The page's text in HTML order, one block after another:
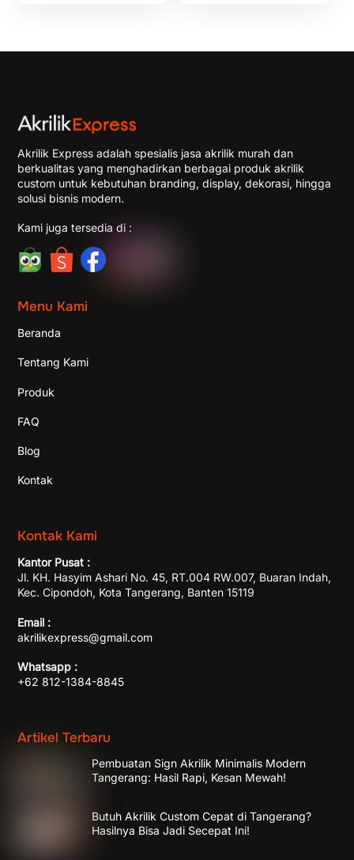
Akrilik Express adalah spesialis jasa akrilik murah dan
berkualitas yang menghadirkan berbagai produk akrilik
custom untuk kebutuhan branding, display, dekorasi, hingga
solusi bisnis modern.
Kami juga tersedia di :
Menu Kami
Beranda
Tentang Kami
Produk
FAQ
Blog
Kontak
Kontak Kami
Kantor Pusat :
Jl. KH. Hasyim Ashari No. 45, RT.004 RW.007, Buaran Indah,
Kec. Cipondoh, Kota Tangerang, Banten 15119
Email :
akrilikexpress@gmail.com
Whatsapp :
+62 812-1384-8845
Artikel Terbaru
Pembuatan Sign Akrilik Minimalis Modern
Tangerang: Hasil Rapi, Kesan Mewah!
Butuh Akrilik Custom Cepat di Tangerang?
Hasilnya Bisa Jadi Secepat Ini!